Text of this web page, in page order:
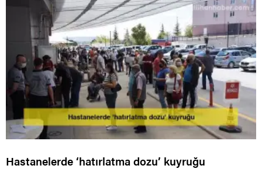
Hastanelerde ‘hatırlatma dozu’ kuyruğu